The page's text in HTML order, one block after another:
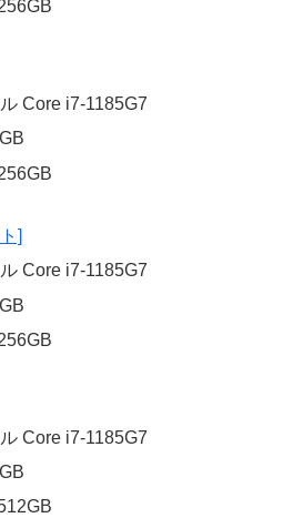
Core i7-1185G7
]
Core i7-1185G7
Core i7-1185G7